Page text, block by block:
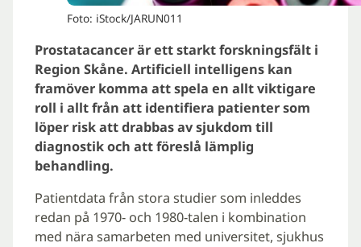
Foto: iStock/JARUN011
Prostatacancer är ett starkt forskningsfält i
Region Skåne. Artificiell intelligens kan
framöver komma att spela en allt viktigare
roll i allt från att identifiera patienter som
löper risk att drabbas av sjukdom till
diagnostik och att föreslå lämplig
behandling.
Patientdata från stora studier som inleddes
redan på 1970- och 1980-talen i kombination
med nära samarbeten med universitet, sjukhus